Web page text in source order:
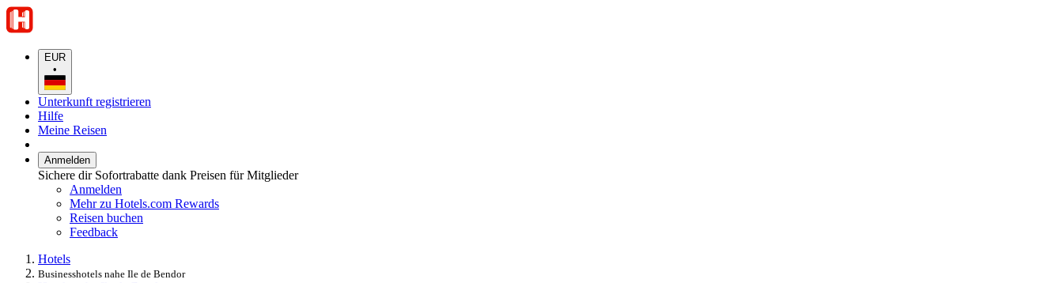
EUR
•
Unterkunft registrieren
Hilfe
Meine Reisen
Anmelden
Sichere dir Sofortrabatte dank Preisen für Mitglieder
Anmelden
Mehr zu Hotels.com Rewards
Reisen buchen
Feedback
Hotels
Businesshotels nahe Ile de Bendor